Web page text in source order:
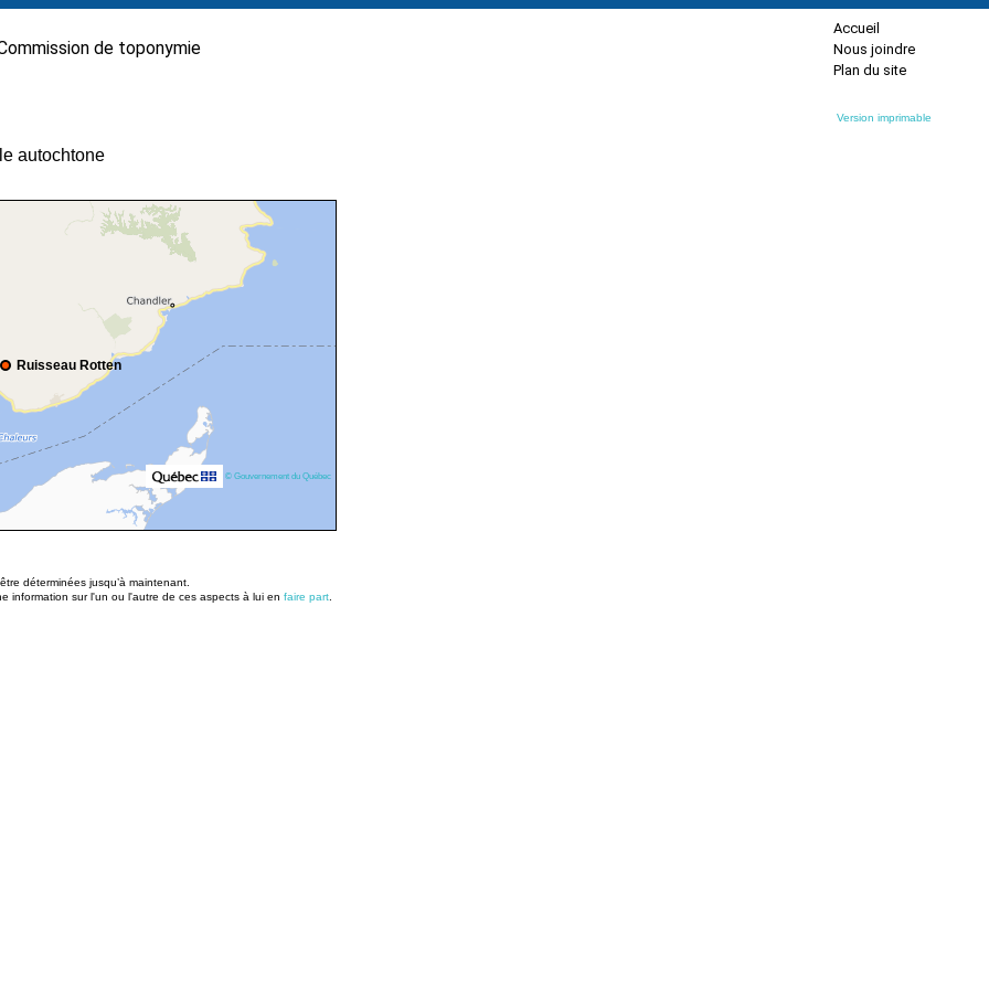
de toponymie
Accueil
Nous joindre
Plan du site
Version imprimable
autochtone
Ruisseau Rotten
© Gouvernement du Québec
déterminées jusqu’à maintenant.
information sur l'un ou l'autre de ces aspects à lui en faire part